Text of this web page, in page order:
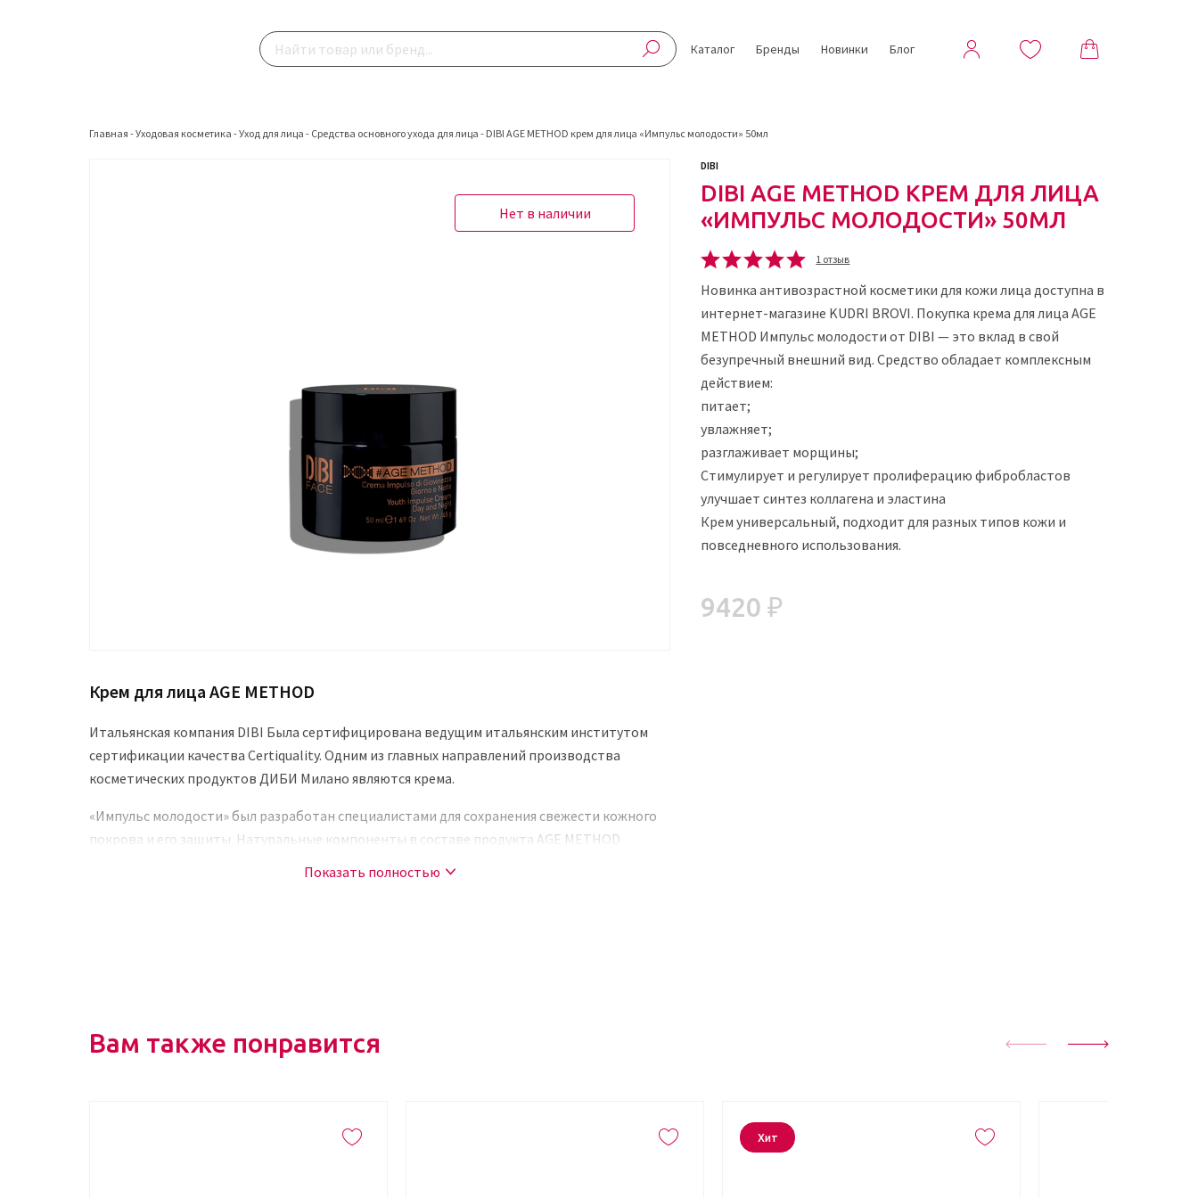
Каталог Бренды Новинки Блог
Главная -Уходовая косметика -Уход для лица - Средства основного ухода для лица - DIBI AGE METHOD крем для лица «Импульс молодости» 50мл
Нет в наличии
Крем для лица AGE METHOD
Итальянская компания DIBI Была сертифицирована ведущим итальянским институтом
сертификации качества Certiquality. Одним из главных направлений производства
косметических продуктов ДИБИ Милано являются крема.
«Импульс молодости» был разработан специалистами для сохранения свежести кожного
покрова и его защиты. Натуральные компоненты в составе продукта AGE METHOD
Экстракт календулы – борется с вялостью, сухостью увядающей кожи. Природный
компонент осветляет кожу, делает менее заметной куперозную сетку, пигментные
Показать полностью
DIBI
DIBI AGE METHOD КРЕМ ДЛЯ ЛИЦА
«ИМПУЛЬС МОЛОДОСТИ» 50МЛ
1 отзыв
Новинка антивозрастной косметики для кожи лица доступна в
интернет-магазине KUDRI BROVI. Покупка крема для лица AGE
METHOD Импульс молодости от DIBI — это вклад в свой
безупречный внешний вид. Средство обладает комплексным
действием:
питает;
увлажняет;
разглаживает морщины;
Стимулирует и регулирует пролиферацию фибробластов
улучшает синтез коллагена и эластина
Крем универсальный, подходит для разных типов кожи и
повседневного использования.
9420 ₽
Вам также понравится
Хит